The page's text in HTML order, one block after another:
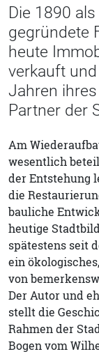
Die 1890
gegründete
heute
verkauft
Jahren
Partner der
Am
wesentlich
der Entstehung
die
bauliche
heutige
spätestens seit
ein
von
Der Autor und
stellt die
Rahmen der
Bogen vom